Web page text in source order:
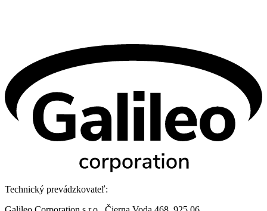
Technický prevádzkovateľ: